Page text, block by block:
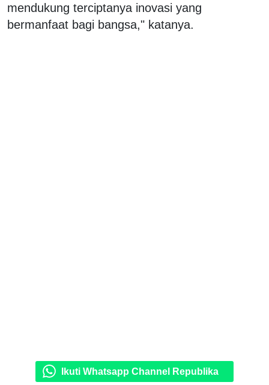
mendukung terciptanya inovasi yang
bermanfaat bagi bangsa," katanya.
Ikuti Whatsapp Channel Republika